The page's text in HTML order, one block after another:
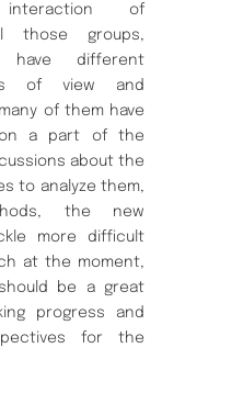
of
those groups,
have different
of view and
of them have
on a part of the
about the
to analyze them,
the new
more difficult
at the moment,
be a great
progress and
for the